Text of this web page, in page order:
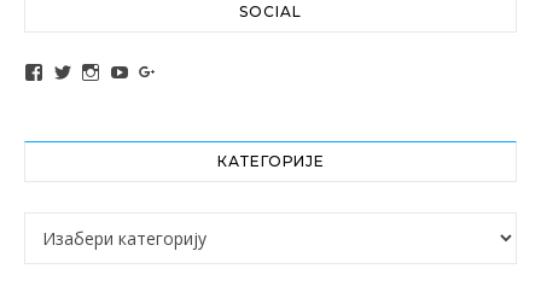
SOCIAL
View altochef’s profile on Facebook
View jovancica73’s profile on Twitter
View jovancica73’s profile on Instagram
View jovancica73’s profile on YouTube
КАТЕГОРИЈЕ
Категорије